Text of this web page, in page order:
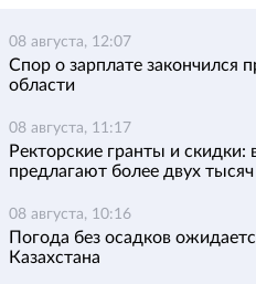
08 августа, 12:07
Спор о зарплате закончился
области
08 августа, 11:17
Ректорские гранты и скидки:
предлагают более двух
08 августа, 10:16
Погода без осадков
Казахстана